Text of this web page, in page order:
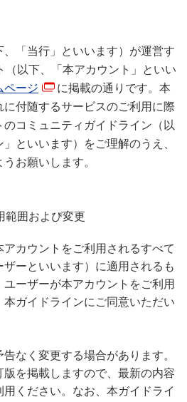
「当行」といいます）が運営す
（以下、「本アカウント」といい
ページ
に掲載の通りです。本
付随するサービスのご利用に際
のコミュニティガイドライン（以
といいます）をご理解のうえ、
お願いします。
範囲および変更
カウントをご利用されるすべて
ーといいます）に適用されるも
ーザーが本アカウントをご利用
本ガイドラインにご同意いただい
なく変更する場合があります。
を掲載しますので、最新の内容
ください。なお、本ガイドライ